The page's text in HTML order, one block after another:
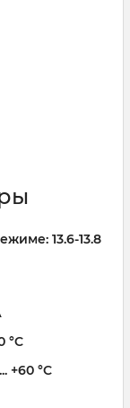
13.6-13.8
°C
+60 °C